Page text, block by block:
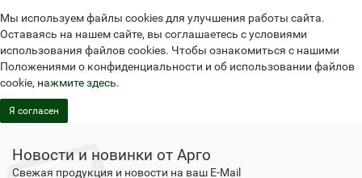
Мы используем файлы cookies для улучшения работы сайта.
Оставаясь на нашем сайте, вы соглашаетесь с условиями
использования файлов cookies. Чтобы ознакомиться с нашими
Положениями о конфиденциальности и об использовании файлов
cookie, нажмите здесь.
Я согласен
Новости и новинки от Арго
Свежая продукция и новости на ваш E-Mail